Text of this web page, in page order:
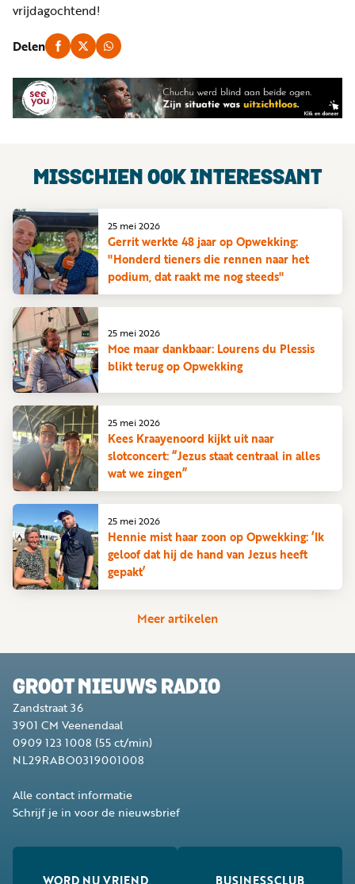
vrijdagochtend!
Delen
MISSCHIEN OOK INTERESSANT
Gerrit werkte 48 jaar op Opwekking:
"Honderd tieners die rennen naar het
podium, dat raakt me nog steeds"
25 mei 2026
Moe maar dankbaar: Lourens du Plessis
blikt terug op Opwekking
25 mei 2026
Kees Kraayenoord kijkt uit naar
slotconcert: “Jezus staat centraal in alles
wat we zingen”
25 mei 2026
Hennie mist haar zoon op Opwekking: ‘Ik
geloof dat hij de hand van Jezus heeft
gepakt’
25 mei 2026
Meer artikelen
GROOT NIEUWS RADIO
Zandstraat 36
3901 CM Veenendaal
0909 123 1008 (55 ct/min)
NL29RABO0319001008
Alle contact informatie
Schrijf je in voor de nieuwsbrief